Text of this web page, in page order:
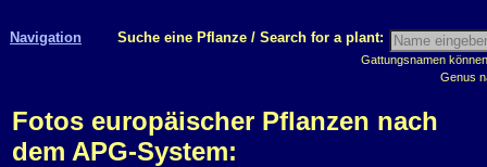
Navigation Suche eine Pflanze / Search for a plant:
Gattungsnamen
Genus
Fotos europäischer Pflanzen nach
dem APG-System: